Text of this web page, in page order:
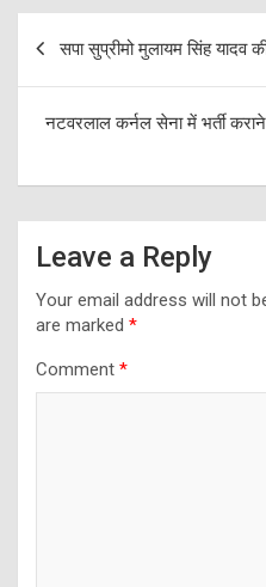
navigation
सपा सुप्रीमो मुलायम सिंह यादव
नटवरलाल कर्नल सेना में भर्ती
Leave a Reply
Your email address will not
are marked *
Comment *